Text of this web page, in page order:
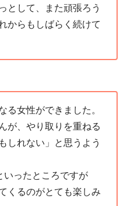
として、また頑張ろう
からもしばらく続けて
る女性ができました。
が、やり取りを重ねる
しれない」と思うよう
いったところですが
くるのがとても楽しみ